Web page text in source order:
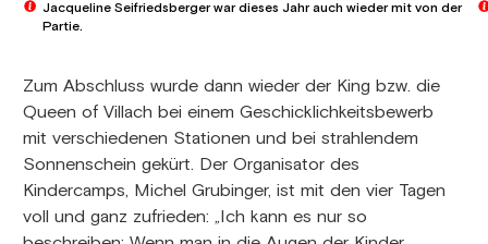
Jacqueline Seifriedsberger war dieses Jahr auch wieder mit von der
Partie.
Zum Abschluss wurde dann wieder der King bzw. die
Queen of Villach bei einem Geschicklichkeitsbewerb
mit verschiedenen Stationen und bei strahlendem
Sonnenschein gekürt. Der Organisator des
Kindercamps, Michel Grubinger, ist mit den vier Tagen
voll und ganz zufrieden: „Ich kann es nur so